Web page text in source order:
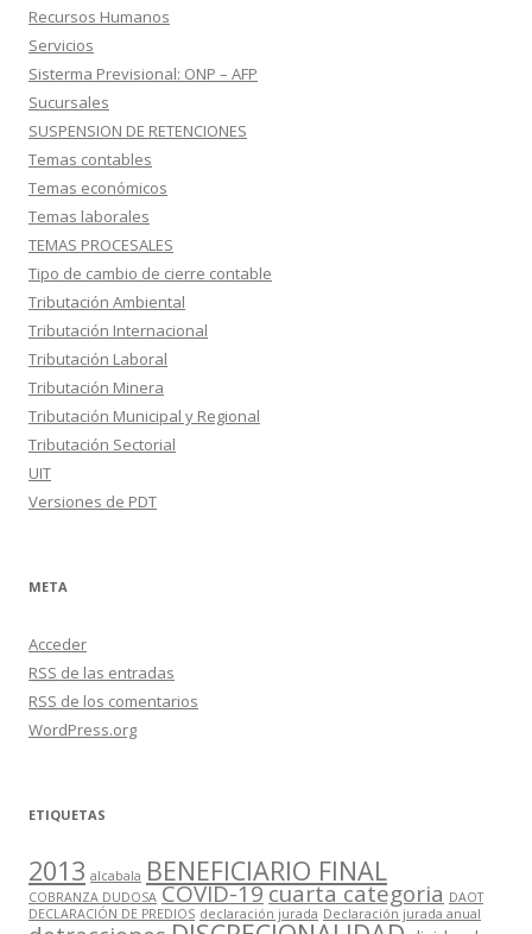
Recursos Humanos
Servicios
Sisterma Previsional: ONP – AFP
Sucursales
SUSPENSION DE RETENCIONES
Temas contables
Temas económicos
Temas laborales
TEMAS PROCESALES
Tipo de cambio de cierre contable
Tributación Ambiental
Tributación Internacional
Tributación Laboral
Tributación Minera
Tributación Municipal y Regional
Tributación Sectorial
UIT
Versiones de PDT
META
Acceder
RSS de las entradas
RSS de los comentarios
WordPress.org
ETIQUETAS
2013 alcabala BENEFICIARIO FINAL
COBRANZA DUDOSA COVID-19cuarta categoria DAOT
DECLARACIÓN DE PREDIOS declaración jurada Declaración jurada anual